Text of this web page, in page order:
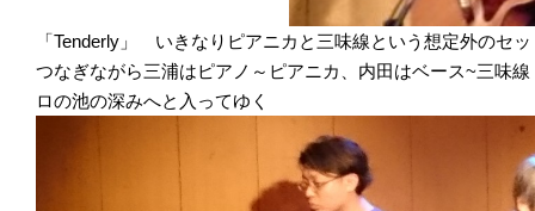
「Tenderly」 いきなりピアニカと三味線という想定外のセ
つなぎながら三浦はピアノ～ピアニカ、内田はベース~三味
ロの池の深みへと入ってゆく